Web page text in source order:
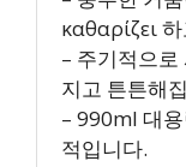
καθαρίζει
– 주기적으
지고 튼튼해
– 990ml 대
적입니다.